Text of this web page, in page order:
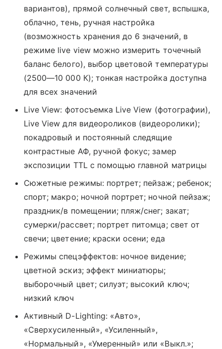
вариантов), прямой солнечный свет, вспышка,
облачно, тень, ручная настройка
(возможность хранения до 6 значений, в
режиме live view можно измерить точечный
баланс белого), выбор цветовой температуры
(2500—10 000 К); тонкая настройка доступна
для всех значений
Live View: фотосъемка Live View (фотографии),
Live View для видеороликов (видеоролики);
покадровый и постоянный следящие
контрастные АФ, ручной фокус; замер
экспозиции TTL с помощью главной матрицы
Сюжетные режимы: портрет; пейзаж; ребенок;
спорт; макро; ночной портрет; ночной пейзаж;
праздник/в помещении; пляж/снег; закат;
сумерки/рассвет; портрет питомца; свет от
свечи; цветение; краски осени; еда
Режимы спецэффектов: ночное видение;
цветной эскиз; эффект миниатюры;
выборочный цвет; силуэт; высокий ключ;
низкий ключ
Активный D-Lighting: «Авто»,
«Сверхусиленный», «Усиленный»,
«Нормальный», «Умеренный» или «Выкл.»;